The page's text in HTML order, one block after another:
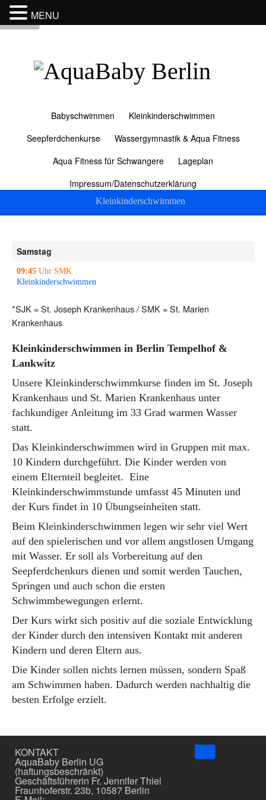
Menu
Babyschwimmen
Kleinkinderschwimmen
Seepferdchenkurse
Wassergymnastik & Aqua Fitness
Aqua Fitness für Schwangere
Lageplan
Impressum/Datenschutzerklärung
Kleinkinderschwimmen
Samstag
09:45 Uhr SMK
Kleinkinderschwimmen
*SJK = St. Joseph Krankenhaus / SMK = St. Marien
Krankenhaus
Kleinkinderschwimmen in Berlin Tempelhof &
Lankwitz
Unsere Kleinkinderschwimmkurse finden im St. Joseph
Krankenhaus und St. Marien Krankenhaus unter
fachkundiger Anleitung im 33 Grad warmen Wasser
statt.
Das Kleinkinderschwimmen wird in Gruppen mit max.
10 Kindern durchgeführt. Die Kinder werden von
einem Elternteil begleitet. Eine
Kleinkinderschwimmstunde umfasst 45 Minuten und
der Kurs findet in 10 Übungseinheiten statt.
Beim Kleinkinderschwimmen legen wir sehr viel Wert
auf den spielerischen und vor allem angstlosen Umgang
mit Wasser. Er soll als Vorbereitung auf den
Seepferdchenkurs dienen und somit werden Tauchen,
Springen und auch schon die ersten
Schwimmbewegungen erlernt.
Der Kurs wirkt sich positiv auf die soziale Entwicklung
der Kinder durch den intensiven Kontakt mit anderen
Kindern und deren Eltern aus.
Die Kinder sollen nichts lernen müssen, sondern Spaß
am Schwimmen haben. Dadurch werden nachhaltig die
besten Erfolge erzielt.
KONTAKT
AquaBaby Berlin UG
(haftungsbeschränkt)
Geschäftsführerin Fr. Jennifer Thiel
Fraunhoferstr. 23b, 10587 Berlin
↑
MENU